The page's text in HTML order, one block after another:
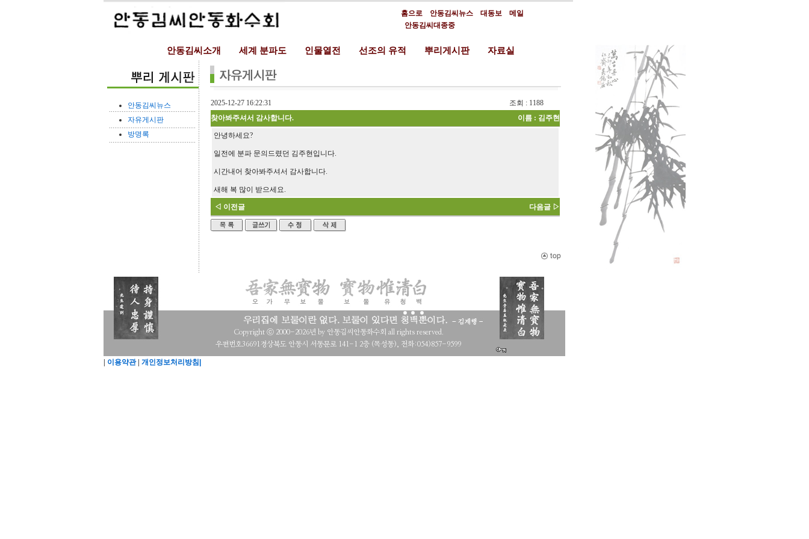
홈으로 안동김씨뉴스 대동보
메일
안동김씨대종중
안동김씨소개 세계 분파도 인물열전 선조의 유적 뿌리게시판 자료실
안동김씨뉴스
자유게시판
방명록
2025-12-27 16:22:31
조회 : 1188
찾아봐주셔서 감사합니다.
이름 : 김주현
안녕하세요?
일전에 분파 문의드렸던 김주현입니다.
시간내어 찾아봐주셔서 감사합니다.
새해 복 많이 받으세요.
◁ 이전글 다음글 ▷
이용약관| 개인정보처리방침|
Copyright ⓒ 2000-2026년 by 안동김씨안동화수회 all rights reserved.
우편번호36691경상북도 안동시 서동문로 141-1 2층 (목성동), 전화:054)857-9599